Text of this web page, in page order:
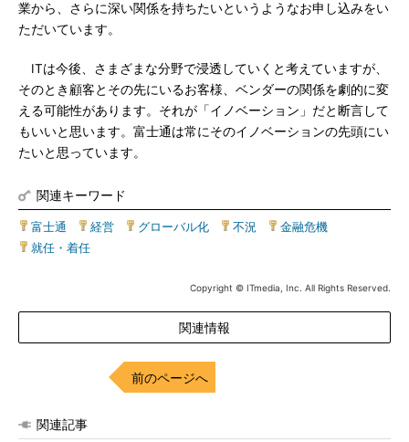
業から、さらに深い関係を持ちたいというようなお申し込みをい
ただいています。
ITは今後、さまざまな分野で浸透していくと考えていますが、
そのとき顧客とその先にいるお客様、ベンダーの関係を劇的に変
える可能性があります。それが「イノベーション」だと断言して
もいいと思います。富士通は常にそのイノベーションの先頭にい
たいと思っています。
関連キーワード
富士通 経営 グローバル化 不況 金融危機
就任・着任
Copyright © ITmedia, Inc. All Rights Reserved.
関連情報
前のページへ
関連記事